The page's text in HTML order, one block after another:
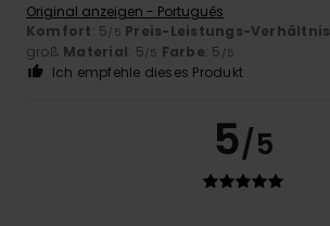
Original anzeigen - Português
Komfort: 5 /5 Preis-Leistungs-Verhältnis
groß Material: 5 /5 Farbe: 5 /5
Ich empfehle dieses Produkt
5/5